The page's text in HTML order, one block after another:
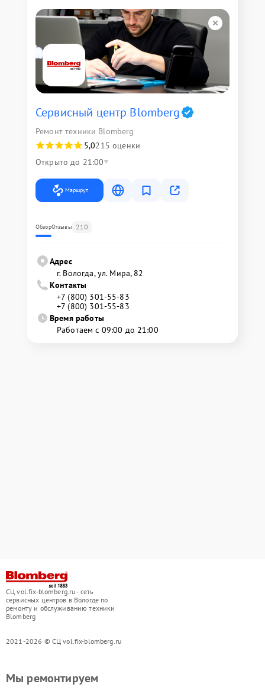
Сервисный центр Blomberg
Ремонт техники Blomberg
5,0215 оценки
Открыто до 21:00
Маршрут
ОбзорОтзывы 210
Адрес
г. Вологда, ул. Мира, 82
Контакты
+7 (800) 301-55-83
+7 (800) 301-55-83
Время работы
Работаем с 09:00 до 21:00
СЦ vol.fix-blomberg.ru - сеть
сервисных центров в Вологде по
ремонту и обслуживанию техники
Blomberg
2021-2026 © СЦ vol.fix-blomberg.ru
Мы ремонтируем